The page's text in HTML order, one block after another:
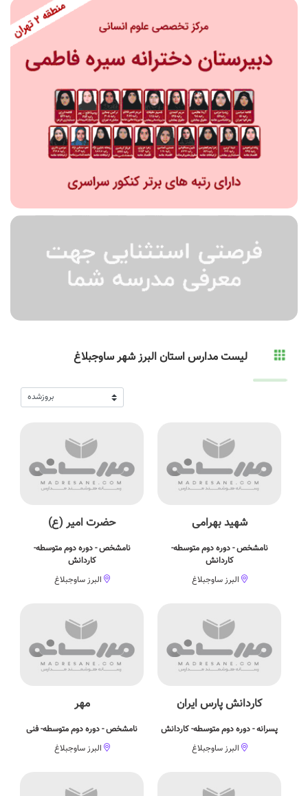
مقطع تحصیلی
دوره اول متوسطه
دوره دوم متوسطه- فنی
دوره دوم متوسطه- نظری
پیش دبستانی
لیست مدارس استان البرز شهر ساوجبلاغ
شهید بهرامی
نامشخص - دوره دوم متوسطه-
کاردانش
البرز ساوجبلاغ
حضرت امیر (ع)
نامشخص - دوره دوم متوسطه-
کاردانش
البرز ساوجبلاغ
کاردانش پارس ایران
پسرانه - دوره دوم متوسطه- کاردانش
البرز ساوجبلاغ
مهر
نامشخص - دوره دوم متوسطه- فنی
البرز ساوجبلاغ